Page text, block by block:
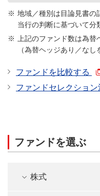
地域／種別は目論見書の
当行の判断に基づいて分
上記のファンド数は為替
（為替ヘッジあり／な
ファンドを比較する
ファンドセレクション
ファンドを選ぶ
株式